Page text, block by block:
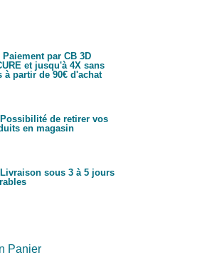
Paiement par CB 3D
et jusqu'à 4X sans
à partir de 90€ d'achat
Possibilité de retirer vos
en magasin
Livraison sous 3 à 5 jours
Panier